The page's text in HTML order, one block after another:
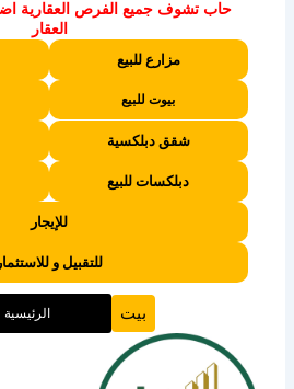
حاب تشوف جميع الفرص العقارية
العقار
مزارع للبيع
بيوت للبيع
شقق دبلكسية
دبلكسات للبيع
للإيجار
للتقبيل و للاستثمار
بيت الرئيسية